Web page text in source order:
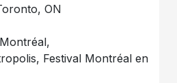
ON
Festival Montréal en